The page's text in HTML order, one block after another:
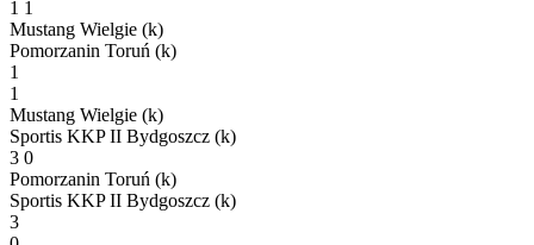
1 1
Mustang Wielgie (k)
Pomorzanin Toruń (k)
1
1
Mustang Wielgie (k)
Sportis KKP II Bydgoszcz (k)
3 0
Pomorzanin Toruń (k)
Sportis KKP II Bydgoszcz (k)
3